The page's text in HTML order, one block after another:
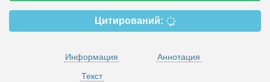
Цитирований:
Информация
Аннотация
Текст